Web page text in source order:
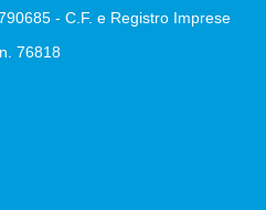
- C.F. e Registro Imprese
76818